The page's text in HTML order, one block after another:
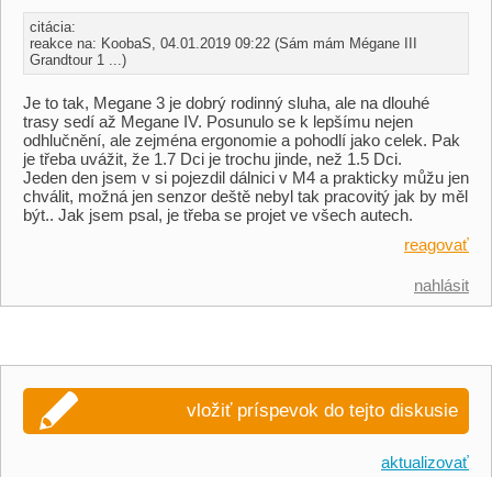
citácia:
reakce na: KoobaS, 04.01.2019 09:22 (Sám mám Mégane III
Grandtour 1 ...)
Je to tak, Megane 3 je dobrý rodinný sluha, ale na dlouhé
trasy sedí až Megane IV. Posunulo se k lepšímu nejen
odhlučnění, ale zejména ergonomie a pohodlí jako celek. Pak
je třeba uvážit, že 1.7 Dci je trochu jinde, než 1.5 Dci.
Jeden den jsem v si pojezdil dálnici v M4 a prakticky můžu jen
chválit, možná jen senzor deště nebyl tak pracovitý jak by měl
být.. Jak jsem psal, je třeba se projet ve všech autech.
reagovať
nahlásit
vložiť príspevok do tejto diskusie
aktualizovať